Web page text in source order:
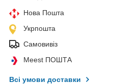
Нова Пошта
Укрпошта
Самовивіз
Meest ПОШТА
Всі умови доставки